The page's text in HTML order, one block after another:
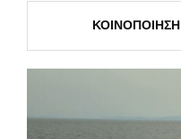
ΚΟΙΝΟΠΟΊΗΣΗ